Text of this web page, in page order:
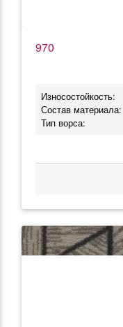
970
Износостойкость:
Состав материала:
Тип ворса: